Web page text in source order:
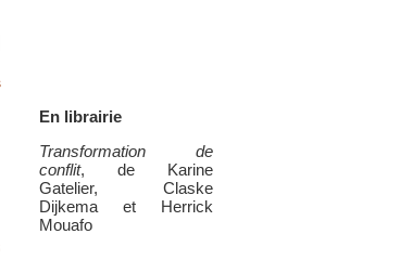
En librairie
Transformation de
conflit, de Karine
Gatelier, Claske
Dijkema et Herrick
Mouafo